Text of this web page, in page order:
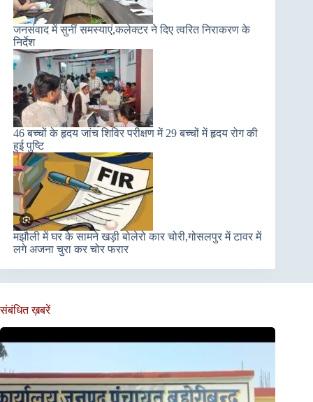
जनसंवाद में सुनीं समस्याएं,कलेक्टर ने दिए त्वरित निराकरण के
निर्देश
46 बच्चों के हृदय जांच शिविर परीक्षण में 29 बच्चों में हृदय रोग की
हुई पुष्टि
मझौली में घर के सामने खड़ी बोलेरो कार चोरी,गोसलपुर में टावर में
लगे अजना चुरा कर चोर फरार
संबंधित ख़बरें